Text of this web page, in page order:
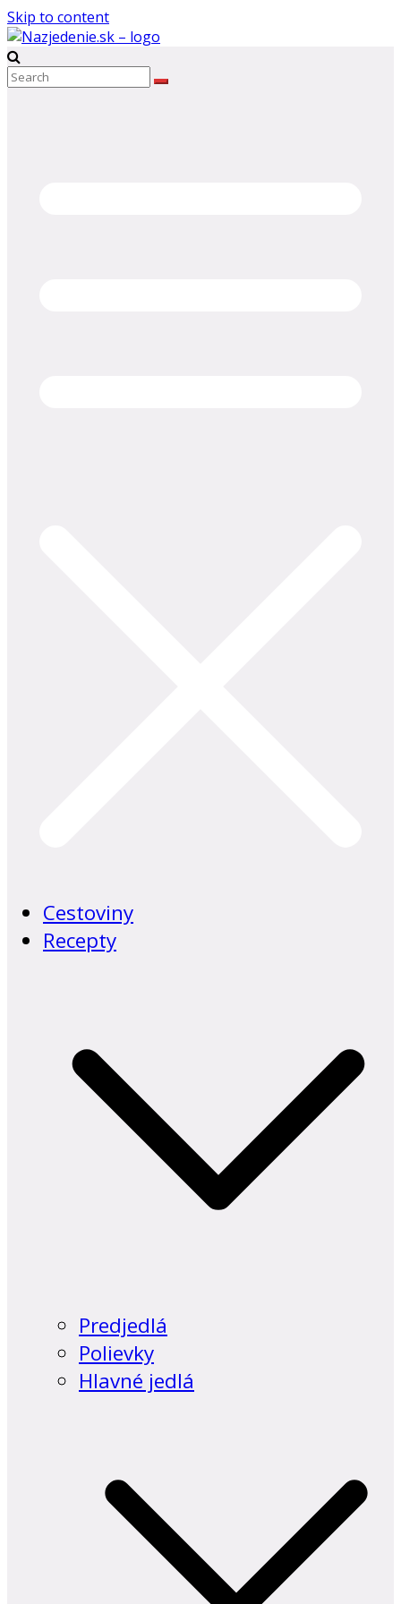
Skip to content
Cestoviny
Recepty
Predjedlá
Polievky
Hlavné jedlá